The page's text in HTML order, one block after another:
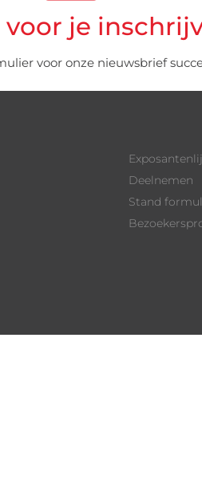
je
voor onze nieuwsbrief
Deelnemen
Stand